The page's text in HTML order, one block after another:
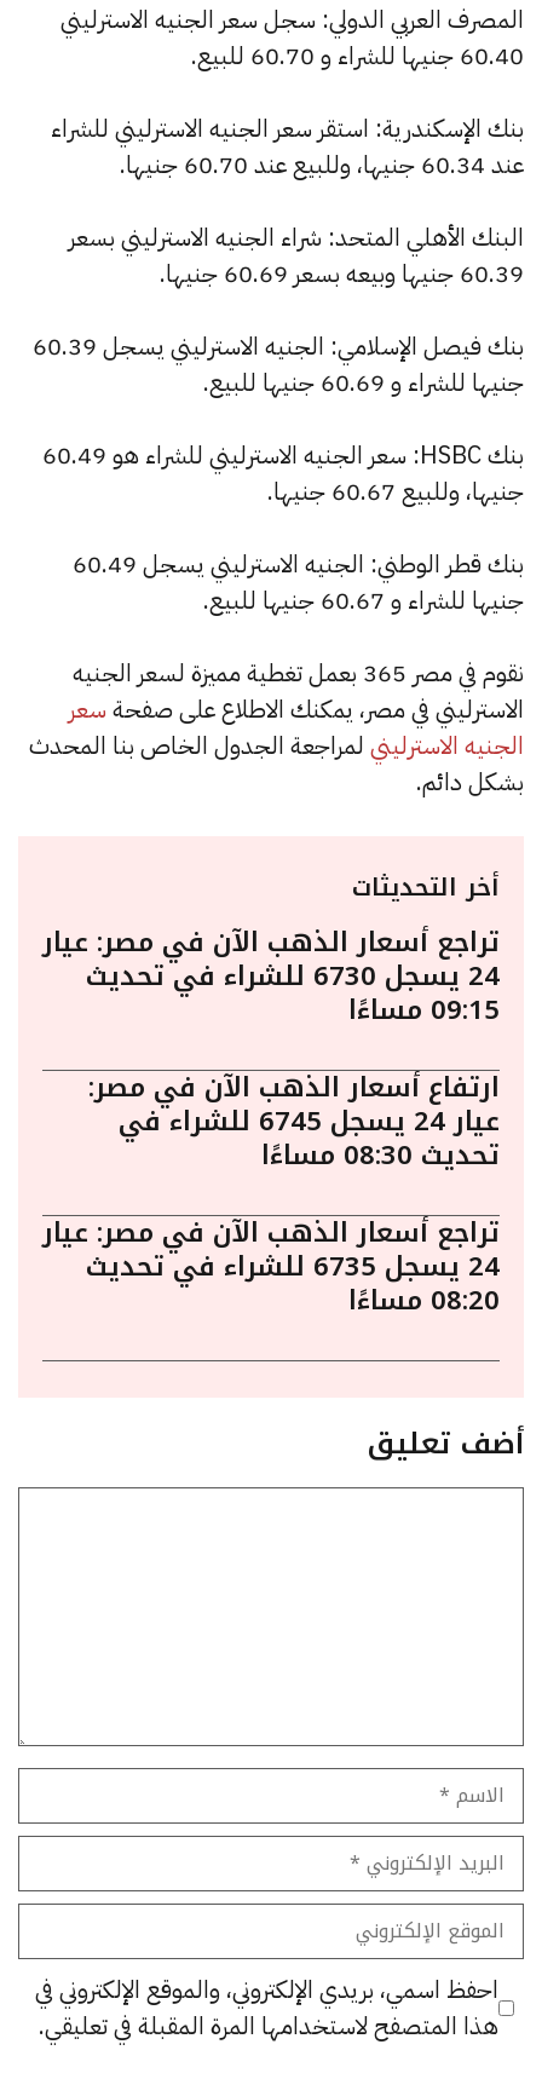
المصرف العربي الدولي: سجل سعر الجنيه الاسترليني
60.40 جنيها للشراء و 60.70 للبيع.
بنك الإسكندرية: استقر سعر الجنيه الاسترليني للشراء
عند 60.34 جنيها، وللبيع عند 60.70 جنيها.
البنك الأهلي المتحد: شراء الجنيه الاسترليني بسعر
60.39 جنيها وبيعه بسعر 60.69 جنيها.
بنك فيصل الإسلامي: الجنيه الاسترليني يسجل 60.39
جنيها للشراء و 60.69 جنيها للبيع.
بنك HSBC: سعر الجنيه الاسترليني للشراء هو 60.49
جنيها، وللبيع 60.67 جنيها.
بنك قطر الوطني: الجنيه الاسترليني يسجل 60.49
جنيها للشراء و 60.67 جنيها للبيع.
نقوم في مصر 365 بعمل تغطية مميزة لسعر الجنيه
الاسترليني في مصر، يمكنك الاطلاع على صفحة سعر
الجنيه الاسترليني لمراجعة الجدول الخاص بنا المحدث
بشكل دائم.
أخر التحديثات
تراجع أسعار الذهب الآن في مصر: عيار
24 يسجل 6730 للشراء في تحديث
09:15 مساءًا
ارتفاع أسعار الذهب الآن في مصر:
عيار 24 يسجل 6745 للشراء في
تحديث 08:30 مساءًا
تراجع أسعار الذهب الآن في مصر: عيار
24 يسجل 6735 للشراء في تحديث
08:20 مساءًا
أضف تعليق
الاسم
البريد
الإلكتروني
الموقع
الإلكتروني
احفظ اسمي، بريدي الإلكتروني، والموقع الإلكتروني في
هذا المتصفح لاستخدامها المرة المقبلة في تعليقي.